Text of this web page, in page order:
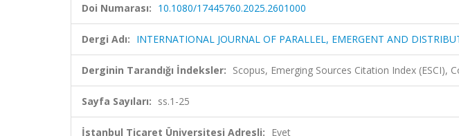
Doi Numarası: 10.1080/17445760.2025.2601000
Dergi Adı: INTERNATIONAL JOURNAL OF PARALLEL, EMERGENT AND
Derginin Tarandığı İndeksler: Scopus, Emerging Sources Citation Index (ESCI),
Sayfa Sayıları: ss.1-25
İstanbul Ticaret Üniversitesi Adresli: Evet